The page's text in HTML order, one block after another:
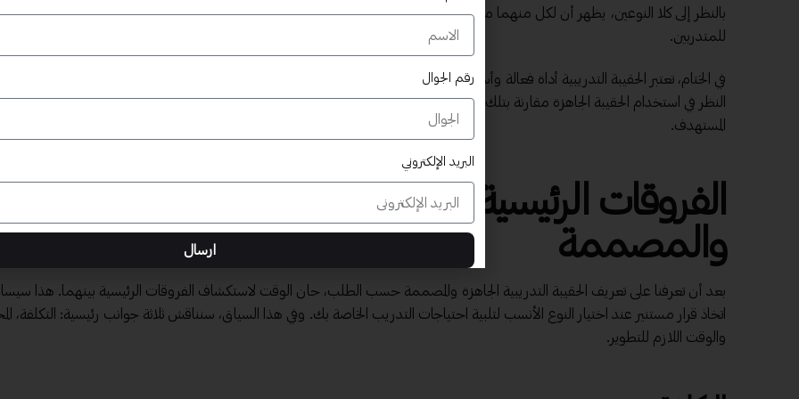
بالنظر إلى كلا النوعين، يظهر أن لكل منهما مميزاته وعيوبه، ولكن الاختيار يعتمد في النهاية على الأهداف الخاصة بالتدريب والاحتياجات
للمتدربين.
في الختام، تعتبر الحقيبة التدريبية أداة فعالة وأساسية في أي عملية تدريبية، حيث تساهم في تحقيق أهداف التدريب وتعزيز مهارات
النظر في استخدام الحقيبة الجاهزة مقارنة بتلك المصممة حسب الطلب، ينبغي عليك أن تقيّم خصائص كل نوع، وكيف تطابق احتياجات
المستهدف.
الفروقات الرئيسية بين الحقيبة التدريبية الجاهزة
والمصممة
بعد أن تعرفنا على تعريف الحقيبة التدريبية الجاهزة والمصممة حسب الطلب، حان الوقت لاستكشاف الفروقات الرئيسية بينهما. هذا
اتخاذ قرار مستنير عند اختيار النوع الأنسب لتلبية احتياجات التدريب الخاصة بك. وفي هذا السياق، سنناقش ثلاثة جوانب رئيسية: التكلفة،
والوقت اللازم للتطوير.
رقم الجوال
البريد الإلكتروني
ارسال